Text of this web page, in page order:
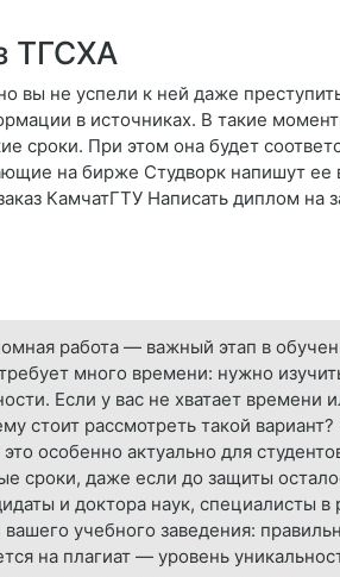
ТГСХА
вы не успели к ней даже
в источниках. В такие
сроки. При этом она будет
на бирже Студворк напишут ее
КамчатГТУ Написать диплом на
работа — важный этап в
много времени: нужно
Если у вас не хватает времени
стоит рассмотреть такой
особенно актуально для
сроки, даже если до защиты
и доктора наук, специалисты в
учебного заведения:
на плагиат — уровень